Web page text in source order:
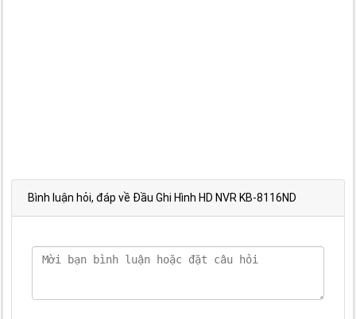
Bình luận hỏi, đáp về Đầu Ghi Hình HD NVR KB-8116ND